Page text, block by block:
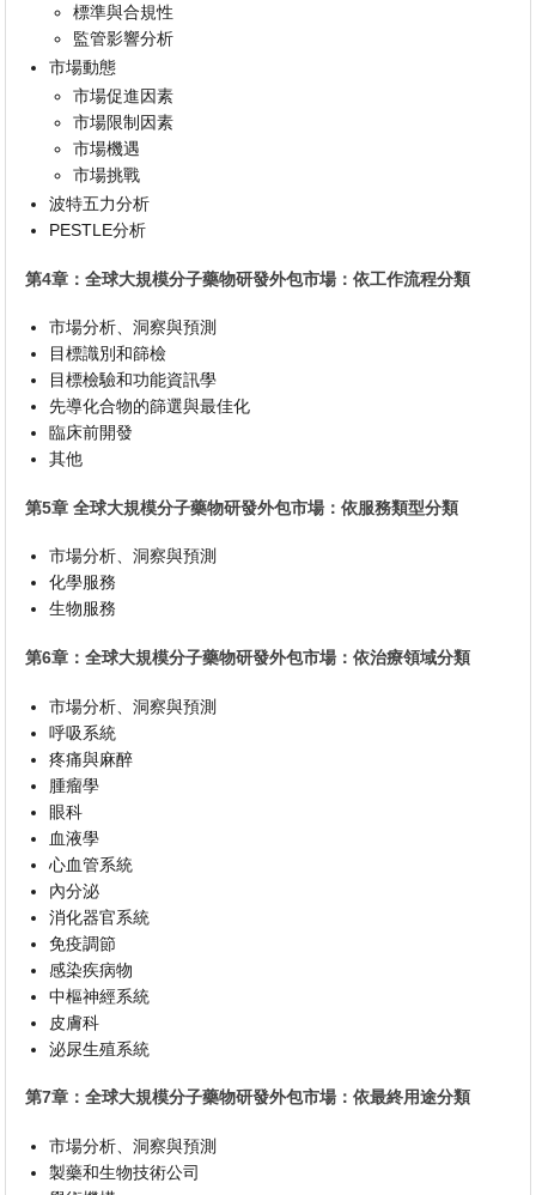
標準與合規性
監管影響分析
市場動態
市場促進因素
市場限制因素
市場機遇
市場挑戰
波特五力分析
PESTLE分析
第4章：全球大規模分子藥物研發外包市場：依工作流程分類
市場分析、洞察與預測
目標識別和篩檢
目標檢驗和功能資訊學
先導化合物的篩選與最佳化
臨床前開發
其他
第5章 全球大規模分子藥物研發外包市場：依服務類型分類
市場分析、洞察與預測
化學服務
生物服務
第6章：全球大規模分子藥物研發外包市場：依治療領域分類
市場分析、洞察與預測
呼吸系統
疼痛與麻醉
腫瘤學
眼科
血液學
心血管系統
內分泌
消化器官系統
免疫調節
感染疾病物
中樞神經系統
皮膚科
泌尿生殖系統
第7章：全球大規模分子藥物研發外包市場：依最終用途分類
市場分析、洞察與預測
製藥和生物技術公司